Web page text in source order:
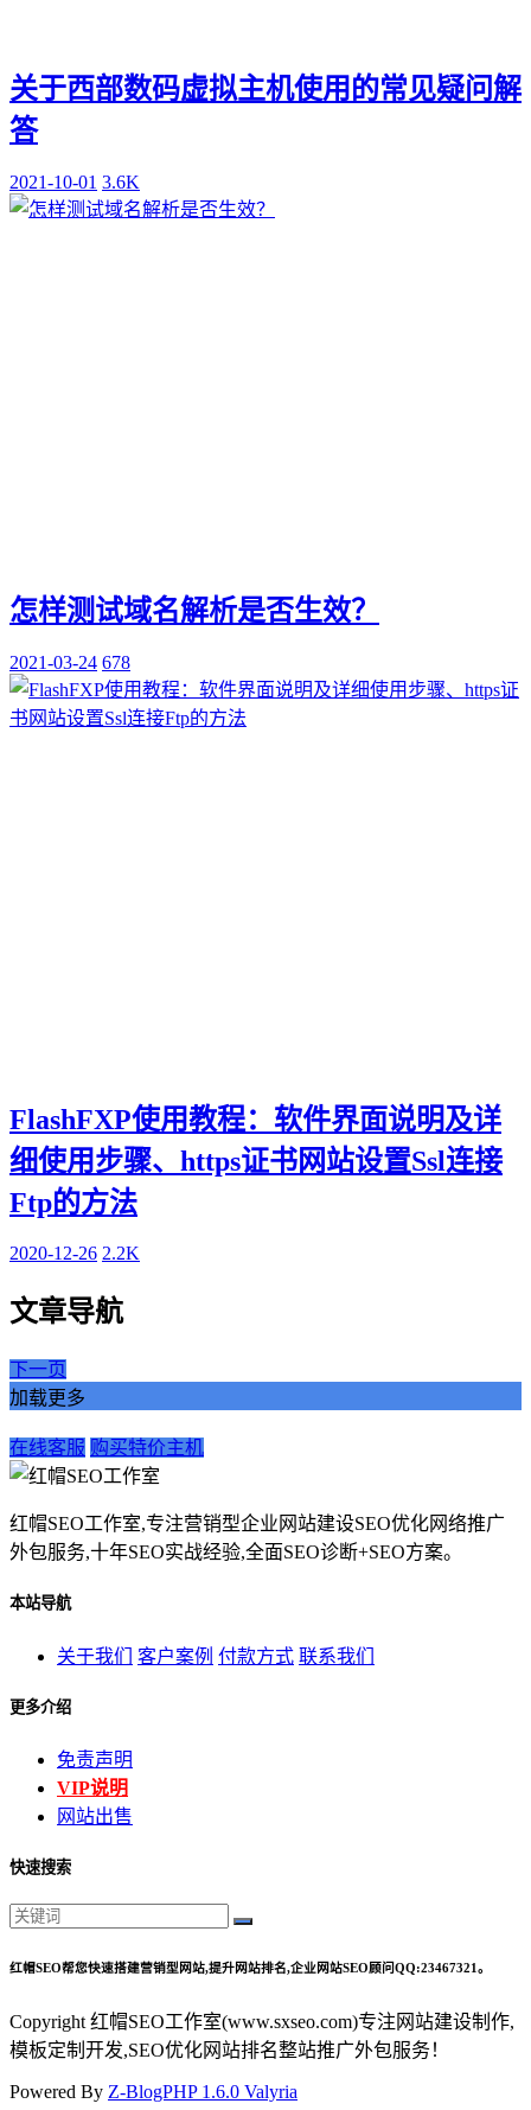
关于西部数码虚拟主机使用的常见疑问解
答
2021-10-01 3.6K
怎样测试域名解析是否生效？
2021-03-24 678
FlashFXP使用教程：软件界面说明及详
细使用步骤、https证书网站设置Ssl连接
Ftp的方法
2020-12-26 2.2K
文章导航
下一页
加载更多
在线客服 购买特价主机
红帽SEO工作室,专注营销型企业网站建设SEO优化网络推广
外包服务,十年SEO实战经验,全面SEO诊断+SEO方案。
本站导航
关于我们 客户案例 付款方式 联系我们
更多介绍
免责声明
VIP说明
网站出售
快速搜索
红帽SEO帮您快速搭建营销型网站,提升网站排名,企业网站SEO顾问QQ:23467321。
Copyright 红帽SEO工作室(www.sxseo.com)专注网站建设制作,
模板定制开发,SEO优化网站排名整站推广外包服务！
Powered By Z-BlogPHP 1.6.0 Valyria